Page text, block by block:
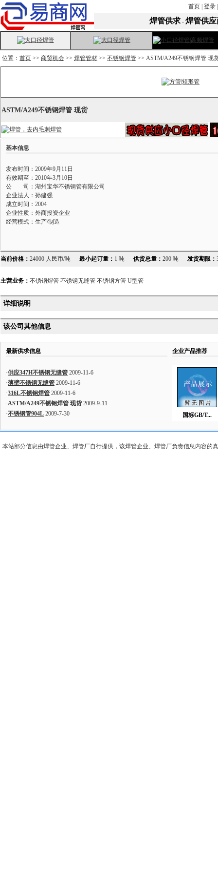
首页| 登录
焊管供求- 焊管供应
位置： 首页 >> 商贸机会 >> 焊管管材 >> 不锈钢焊管 >> ASTM/A249不锈钢焊管 现
ASTM/A249不锈钢焊管 现货
基本信息
发布时间：2009年9月11日
有效期至：2010年3月10日
公 司：湖州宝华不锈钢管有限公司
企业法人：孙建强
成立时间：2004
企业性质：外商投资企业
经营模式：生产/制造
当前价格： 24000 人民币/吨 最小起订量： 1 吨 供货总量： 200 吨 发货期限：
主营业务： 不锈钢焊管 不锈钢无缝管 不锈钢方管 U型管
详细说明
该公司其他信息
最新供求信息 企业产品推荐
·供应347H不锈钢无缝管 2009-11-6
·薄壁不锈钢无缝管 2009-11-6
·316L不锈钢焊管 2009-11-6
·ASTM/A249不锈钢焊管 现货2009-9-11
·不锈钢管904L 2009-7-30 国标GB/T...
本站部分信息由焊管企业、焊管厂自行提供，该焊管企业、焊管厂负责信息内容的